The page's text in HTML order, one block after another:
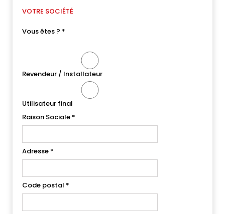
VOTRE SOCIÉTÉ
Vous êtes ? *
Revendeur / Installateur
Utilisateur final
Raison Sociale *
Adresse *
Code postal *